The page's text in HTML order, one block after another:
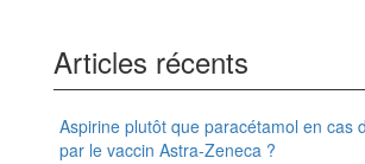
Articles récents
Aspirine plutôt que paracétamol en cas
par le vaccin Astra-Zeneca ?